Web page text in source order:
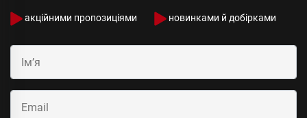
акційними пропозиціями новинками й добірками